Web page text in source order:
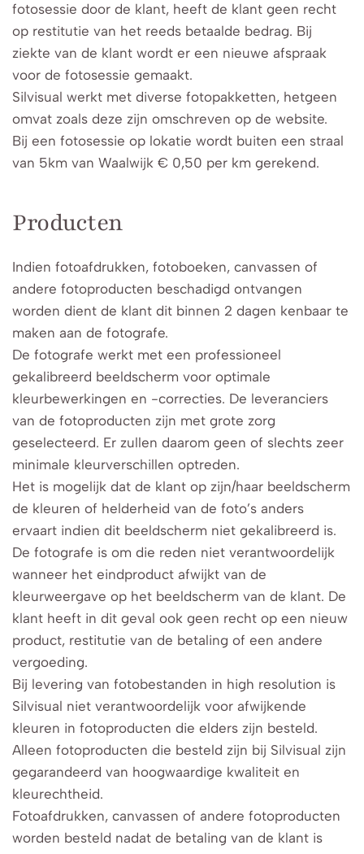
fotosessie door de klant, heeft de klant geen recht
op restitutie van het reeds betaalde bedrag. Bij
ziekte van de klant wordt er een nieuwe afspraak
voor de fotosessie gemaakt.
Silvisual werkt met diverse fotopakketten, hetgeen
omvat zoals deze zijn omschreven op de website.
Bij een fotosessie op lokatie wordt buiten een straal
van 5km van Waalwijk € 0,50 per km gerekend.
Producten
Indien fotoafdrukken, fotoboeken, canvassen of
andere fotoproducten beschadigd ontvangen
worden dient de klant dit binnen 2 dagen kenbaar te
maken aan de fotografe.
De fotografe werkt met een professioneel
gekalibreerd beeldscherm voor optimale
kleurbewerkingen en -correcties. De leveranciers
van de fotoproducten zijn met grote zorg
geselecteerd. Er zullen daarom geen of slechts zeer
minimale kleurverschillen optreden.
Het is mogelijk dat de klant op zijn/haar beeldscherm
de kleuren of helderheid van de foto’s anders
ervaart indien dit beeldscherm niet gekalibreerd is.
De fotografe is om die reden niet verantwoordelijk
wanneer het eindproduct afwijkt van de
kleurweergave op het beeldscherm van de klant. De
klant heeft in dit geval ook geen recht op een nieuw
product, restitutie van de betaling of een andere
vergoeding.
Bij levering van fotobestanden in high resolution is
Silvisual niet verantwoordelijk voor afwijkende
kleuren in fotoproducten die elders zijn besteld.
Alleen fotoproducten die besteld zijn bij Silvisual zijn
gegarandeerd van hoogwaardige kwaliteit en
kleurechtheid.
Fotoafdrukken, canvassen of andere fotoproducten
worden besteld nadat de betaling van de klant is